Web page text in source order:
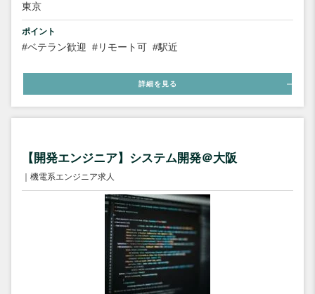
東京
ポイント
#ベテラン歓迎 #リモート可 #駅近
詳細を見る
【開発エンジニア】システム開発＠大阪
｜機電系エンジニア求人